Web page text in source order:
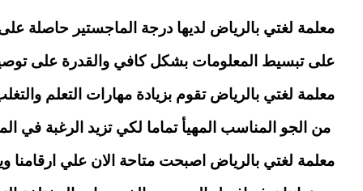
معلمة لغتي بالرياض لديها درجة الماجستير حاصلة
على تبسيط المعلومات بشكل كافي والقدرة على
معلمة لغتي بالرياض تقوم بزيادة مهارات التعلم
من الجو المناسب المهيأ تماما لكي تزيد الرغبة في
معلمة لغتي بالرياض اصبحت متاحة الان علي ارقامنا